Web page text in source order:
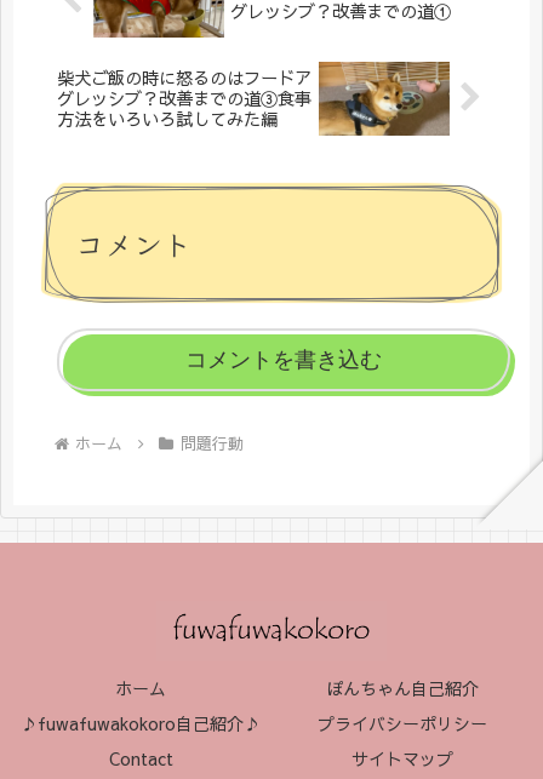
グレッシブ？改善までの道①
柴犬ご飯の時に怒るのはフードア
グレッシブ？改善までの道③食事
方法をいろいろ試してみた編
コメント
コメントを書き込む
ホーム 問題行動
ホーム
ぽんちゃん自己紹介
♪fuwafuwakokoro自己紹介♪
プライバシーポリシー
Contact
サイトマップ